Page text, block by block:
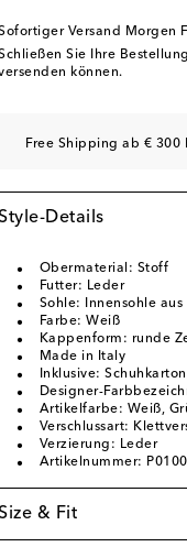
Versand Morgen
Sie Ihre
können.
Free Shipping ab € 300
Details
Obermaterial: Stoff
Futter: Leder
Sohle: Innensohle
Farbe: Weiß
Kappenform: runde
Made in Italy
Inklusive:
Designer-
Artikelfarbe: Weiß,
Verschlussart:
Verzierung: Leder
Artikelnummer:
& Fit